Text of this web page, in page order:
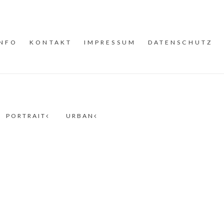
KONTAKT IMPRESSUM DATENSCHUTZ
PORTRAIT URBAN